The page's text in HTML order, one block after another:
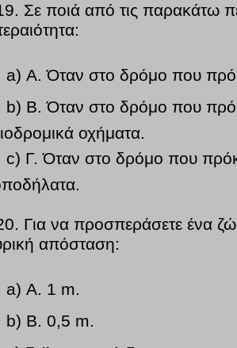
Σε ποιά από τις παρακάτω
a) Α. Όταν στο δρόμο που
b) Β. Όταν στο δρόμο που
οχήματα.
c) Γ. Όταν στο δρόμο που
Για να προσπεράσετε ένα
απόσταση:
a) Α. 1 m.
b) Β. 0,5 m.